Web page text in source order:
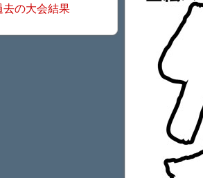
去の大会結果